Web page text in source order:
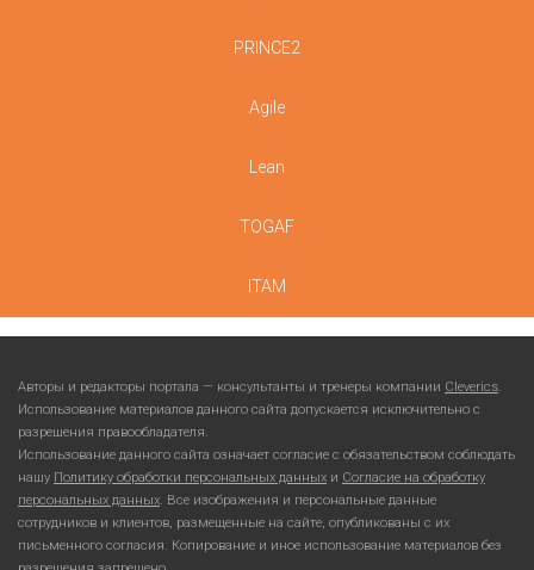
PRINCE2
Agile
Lean
TOGAF
ITAM
Авторы и редакторы портала — консультанты и тренеры компании Cleverics
Использование материалов данного сайта допускается исключительно с
разрешения правообладателя.
Использование данного сайта означает согласие с обязательством соблюдать
нашу Политику обработки персональных данных и Согласие на обработку
персональных данных . Все изображения и персональные данные
сотрудников и клиентов, размещенные на сайте, опубликованы с их
письменного согласия. Копирование и иное использование материалов без